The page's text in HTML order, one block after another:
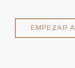
EMPEZAR